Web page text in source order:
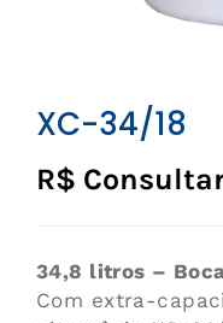
XC-34/18
R$
34,8 litros –
Com extra-